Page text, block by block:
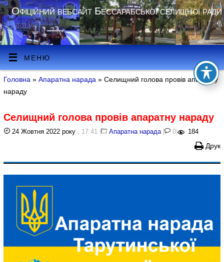
Офіційний вебсайт Бессарабської селищної ради
МЕНЮ
Головна »Апаратна нарада » Селищний голова провів апаратну
нараду
Селищний голова провів апаратну нараду
24 Жовтня 2022 року , 17:41 | Апаратна нарада| 0 | 184
Друк